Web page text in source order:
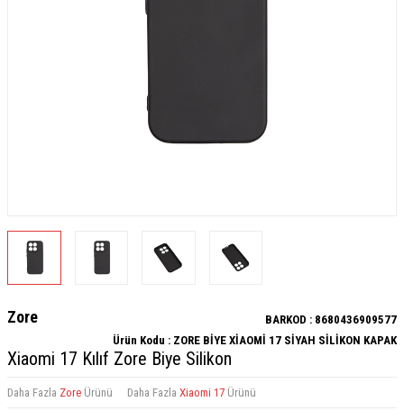
Zore BARKOD : 8680436909577
Ürün Kodu : ZORE BİYE XİAOMİ 17 SİYAH SİLİKON KAPAK
Xiaomi 17 Kılıf Zore Biye Silikon
Daha Fazla Zore Ürünü Daha Fazla Xiaomi 17 Ürünü